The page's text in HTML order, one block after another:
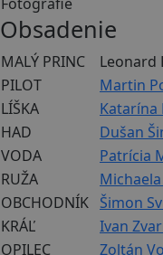
Obsadenie
MALÝ PRINC Leonard
PILOT
Martin
LÍŠKA
Katarína
HAD
Dušan
VODA
Patrícia
RUŽA
OBCHODNÍK Šimon
KRÁĽ
Ivan
OPILEC
Zoltán